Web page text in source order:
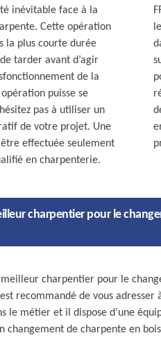
inévitable face à la
Cette opération
la plus courte durée
tarder avant d’agir
de la
puisse se
pas à utiliser un
de votre projet. Une
effectuée seulement
en charpenterie.
charpentier pour le
charpentier pour le
recommandé de vous adresser
le métier et il dispose d’une
changement de charpente en